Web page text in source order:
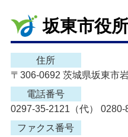
坂東市役所
住所
〒306-0692 茨城県坂東市
電話番号
0297-35-2121（代） 0280-
ファクス番号